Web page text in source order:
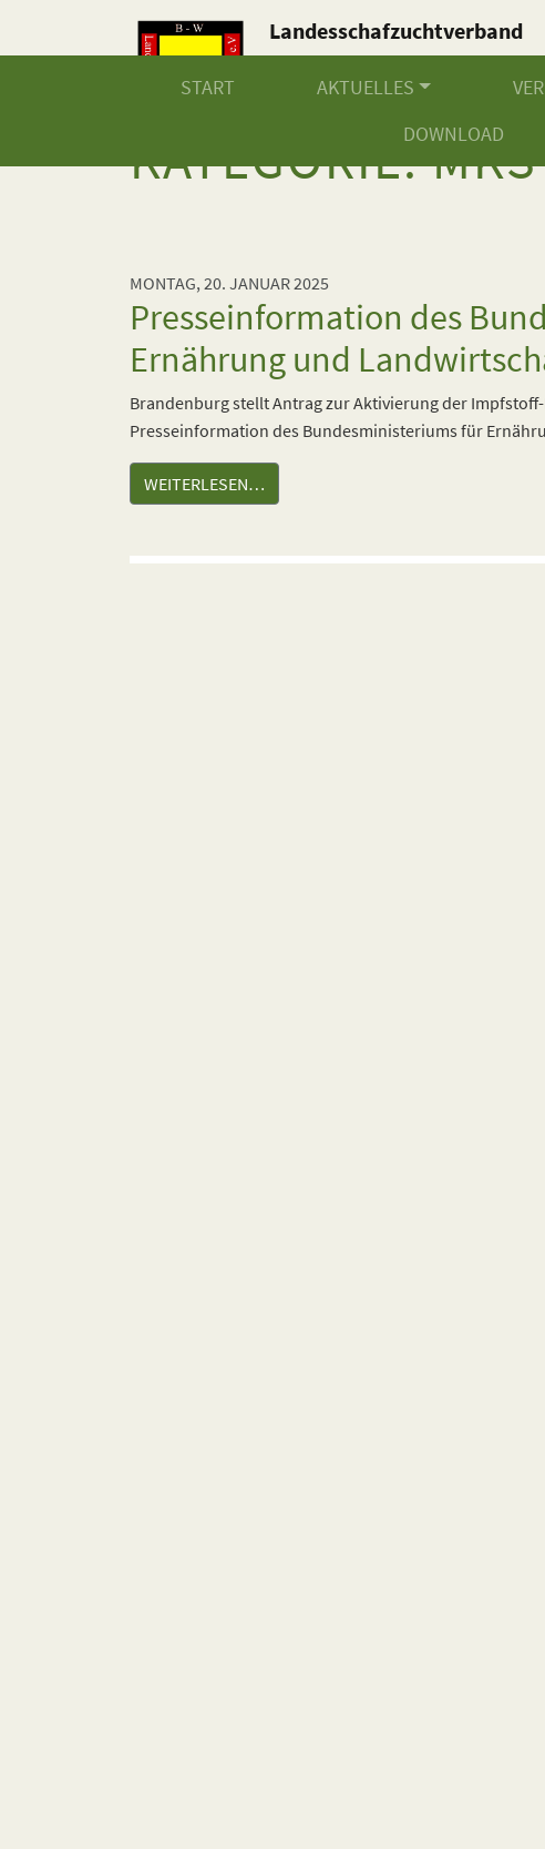
Landesschafzuchtverband
Baden-Württemberg e.V.
START AKTUELLES
DOWNLOAD
KATEGORIE:MKS
MONTAG, 20. JANUAR 2025
Presseinformation des
Ernährung und
Brandenburg stellt Antrag zur Aktivierung der
Presseinformation des Bundesministeriums für
WEITERLESEN…